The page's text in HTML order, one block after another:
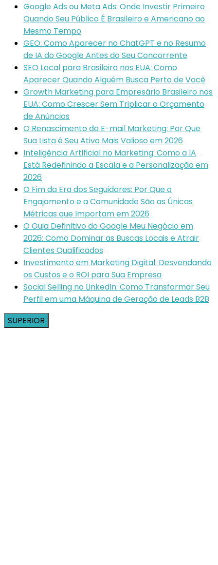
Google Ads ou Meta Ads: Onde Investir Primeiro
Quando Seu Público É Brasileiro e Americano ao
Mesmo Tempo
GEO: Como Aparecer no ChatGPT e no Resumo
de IA do Google Antes do Seu Concorrente
SEO Local para Brasileiro nos EUA: Como
Aparecer Quando Alguém Busca Perto de Você
Growth Marketing para Empresário Brasileiro nos
EUA: Como Crescer Sem Triplicar o Orçamento
de Anúncios
O Renascimento do E-mail Marketing: Por Que
Sua Lista é Seu Ativo Mais Valioso em 2026
Inteligência Artificial no Marketing: Como a IA
Está Redefinindo a Escala e a Personalização em
2026
O Fim da Era dos Seguidores: Por Que o
Engajamento e a Comunidade São as Únicas
Métricas que Importam em 2026
O Guia Definitivo do Google Meu Negócio em
2026: Como Dominar as Buscas Locais e Atrair
Clientes Qualificados
Investimento em Marketing Digital: Desvendando
os Custos e o ROI para Sua Empresa
Social Selling no LinkedIn: Como Transformar Seu
Perfil em uma Máquina de Geração de Leads B2B
SUPERIOR